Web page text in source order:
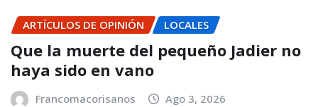
ARTÍCULOS DE OPINIÓN LOCALES
Que la muerte del pequeño Jadier no
haya sido en vano
Francomacorisanos Ago 3, 2026